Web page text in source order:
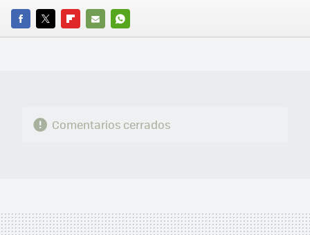
FACEBOOK
TWITTERFLIPBOARD
E-
WHATSAPP
Comentarios cerrados